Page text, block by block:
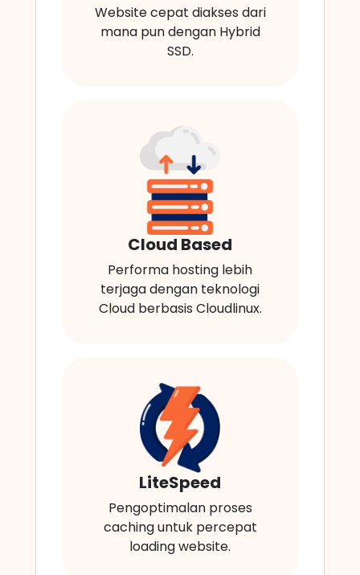
Website cepat diakses dari
mana pun dengan Hybrid
SSD.
Cloud Based
Performa hosting lebih
terjaga dengan teknologi
Cloud berbasis Cloudlinux.
LiteSpeed
Pengoptimalan proses
caching untuk percepat
loading website.